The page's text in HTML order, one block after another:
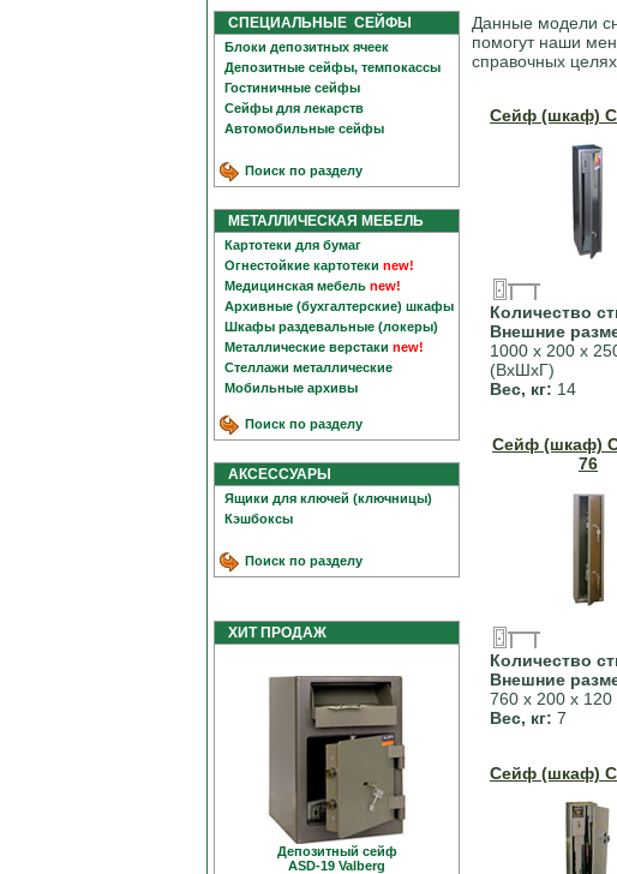
СПЕЦИАЛЬНЫЕ СЕЙФЫ
Блоки депозитных ячеек
Депозитные сейфы, темпокассы
Гостиничные сейфы
Сейфы для лекарств
Автомобильные сейфы
Поиск по разделу
МЕТАЛЛИЧЕСКАЯ МЕБЕЛЬ
Картотеки для бумаг
Огнестойкие картотеки new!
Медицинская мебель new!
Архивные (бухгалтерские) шкафы
Шкафы раздевальные (локеры)
Металлические верстаки new!
Стеллажи металлические
Мобильные архивы
Поиск по разделу
АКСЕССУАРЫ
Ящики для ключей (ключницы)
Кэшбоксы
Поиск по разделу
ХИТ ПРОДАЖ
Депозитный сейф
ASD-19 Valberg
Данные модели
помогут наши
справочных целях.
Сейф (шкаф)
Количество
Внешние
1000 х 200 х
(ВхШхГ)
Вес, кг: 14
Сейф (шкаф)
76
Количество
Внешние
760 х 200 х
Вес, кг: 7
Сейф (шкаф)